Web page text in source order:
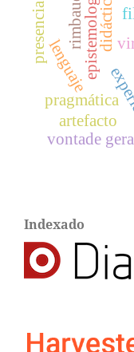
didáctica
pragmática
epistemología
lenguaje
vontade
rimbaud
presencia
artefacto
Indexado